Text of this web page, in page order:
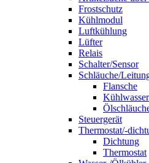
Frostschutz
Kühlmodul
Luftkühlung
Lüfter
Relais
Schalter/Sensor
Schläuche/
Flansche
Steuergerät
Thermostat/-
Dichtung
Thermostat